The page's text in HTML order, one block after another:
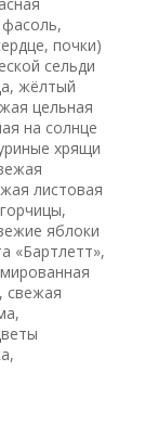
почки)
сельди
жёлтый
цельная
на солнце
хрящи
листовая
яблоки
«Бартлетт»,
свежая